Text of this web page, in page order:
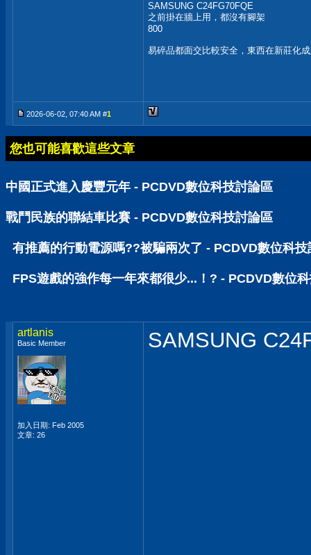
SAMSUNG C24FG70FQE
之前掛在牆上用，都沒有腳架
800
易碎品都面交比較安全，東西在新莊化
2026-06-02, 07:40 AM #1
您也可能喜歡這些文章
中國正式進入慶豐元年 - PCDVD數位科技討論區
戰鬥民族的聯結車比賽 - PCDVD數位科技討論區
有推薦的行動電源嗎??被騙兩次了 - PCDVD數位科技
FPS遊戲的強作每一年來都很少...！? - PCDVD數位
artlanis
Basic Member
加入日期: Feb 2005
文章: 26
SAMSUNG